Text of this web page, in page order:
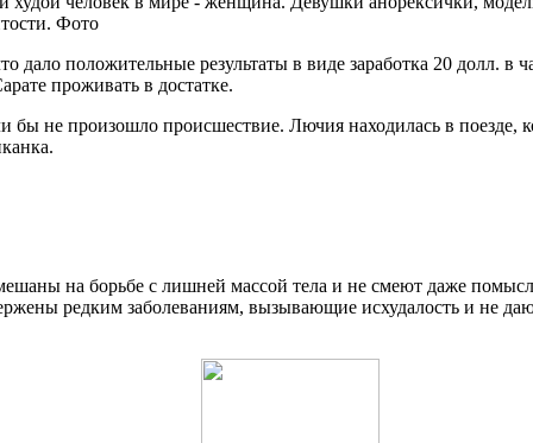
дало положительные результаты в виде заработка 20 долл.
проживать в достатке.
бы не произошло происшествие. Лючия находилась в поезде,
на борьбе с лишней массой тела и не смеют даже
редким заболеваниям, вызывающие исхудалость и не